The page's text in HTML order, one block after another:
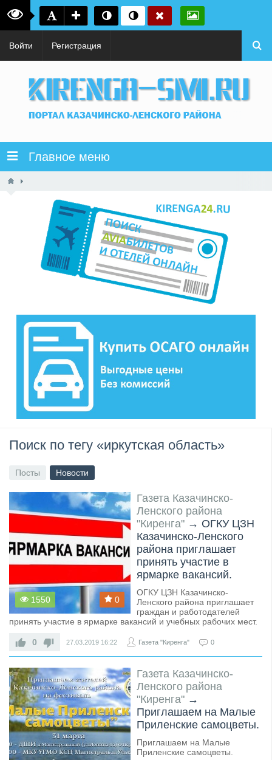
Войти Регистрация
Главное меню
Поиск по тегу «иркутская область»
Посты Новости
1550 0
Газета Казачинско-
Ленского района
"Киренга" → ОГКУ ЦЗН
Казачинско-Ленского
района приглашает
принять участие в
ярмарке вакансий.
ОГКУ ЦЗН Казачинско-
Ленского района приглашает
граждан и работодателей
принять участие в ярмарке вакансий и учебных рабочих мест.
0 27.03.2019 16:22 Газета "Киренга" 0
Газета Казачинско-
Ленского района
"Киренга" →
Приглашаем на Малые
Приленские самоцветы.
Приглашаем на Малые
Приленские самоцветы.